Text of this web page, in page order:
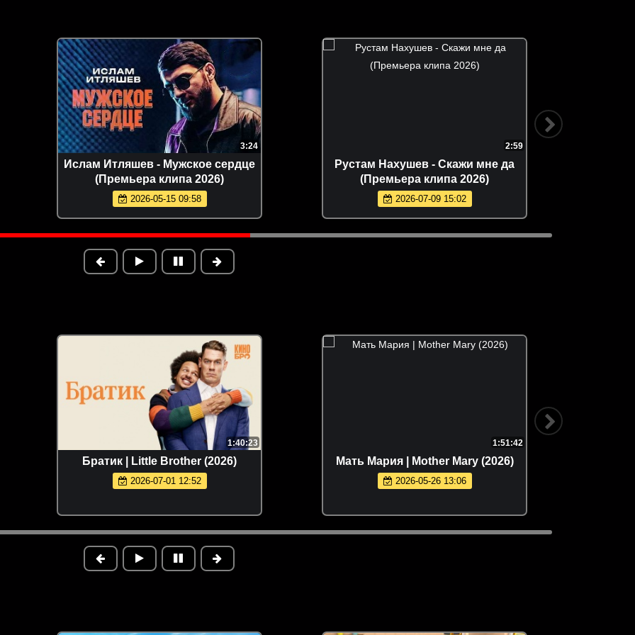
3:02
Ислам Итляшев - На руках
(Премьера клипа 2026)
2026-06-04 09:55
2:30
Misty - Летай (Премьера клипа 2026)
2026-06-02 13:00
1:40:23
Братик | Little Brother (2026)
2026-07-01 12:52
1:51:42
Мать Мария | Mother Mary (2026)
2026-05-26 13:06